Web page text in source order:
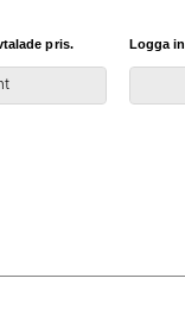
pris. Logga